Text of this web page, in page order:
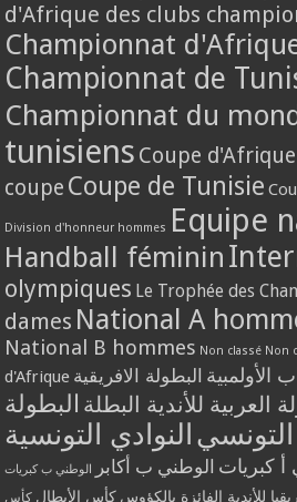
d'Afrique des clubs
Championnat
Championnat de
Championnat du
tunisiens Coupe
coupe Coupe de Tunisie
Division d'honneur hommes Equipe
Handball féminin
olympiques Le Trophée des
dames National A
National B hommes Non classé Non
d'Afrique
الأولمبية البطولة الافريقية
العربية للأندية البطلة البطولة
النوادي التونسية
أ كبريات الوطني ب أكابر الوطني ب كبريات
للأندية الفائزة بالكؤوس كأس الأبطال كأس